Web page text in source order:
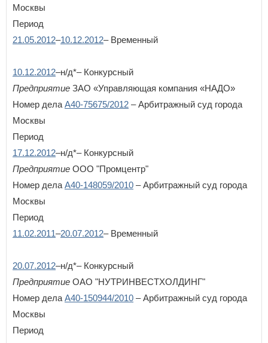
Т
Тверская область
Томская область
Тюменская область
У
Удмуртская Республика
Ульяновская область
Хабаровский край
Ханты-Мансийский автономный округ - Югра
Чеченская Республика
Чувашская Республика
Я
Ямало-Ненецкий автономный округ
Ярославская область
Москвы
Период
21.05.2012–10.12.2012– Временный
10.12.2012–н/д*– Конкурсный
Предприятие ЗАО «Управляющая компания «НАДО»
Номер дела А40-75675/2012 – Арбитражный суд города
Москвы
Период
17.12.2012–н/д*– Конкурсный
Предприятие ООО "Промцентр"
Номер дела А40-148059/2010 – Арбитражный суд города
Москвы
Период
11.02.2011–20.07.2012– Временный
20.07.2012–н/д*– Конкурсный
Предприятие ОАО "НУТРИНВЕСТХОЛДИНГ"
Номер дела А40-150944/2010 – Арбитражный суд города
Москвы
Период